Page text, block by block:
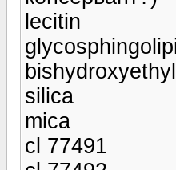
lecitin
silica
mica
cl 77491